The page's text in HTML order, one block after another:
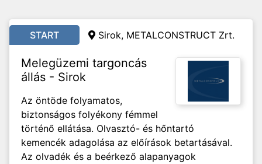
START Sirok, METALCONSTRUCT Zrt.
Melegüzemi targoncás
állás - Sirok
Az öntöde folyamatos,
biztonságos folyékony fémmel
történő ellátása. Olvasztó- és hőntartó
kemencék adagolása az előírások betartásával.
Az olvadék és a beérkező alapanyagok